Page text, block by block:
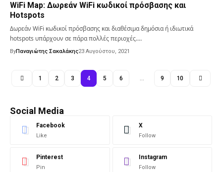
WiFi Map: Δωρεάν WiFi κωδικοί πρόσβασης και
Hotspots
Δωρεάν WiFi κωδικοί πρόσβασης και διαθέσιμα δημόσια ή ιδιωτικά
hotspots υπάρχουν σε πάρα πολλές περιοχές.…
ByΠαναγιώτης Σακαλάκης23 Αυγούστου, 2021
1 2 3 4 5 6 … 9 10
Social Media
Facebook
Like
X
Follow
Pinterest
Pin
Instagram
Follow